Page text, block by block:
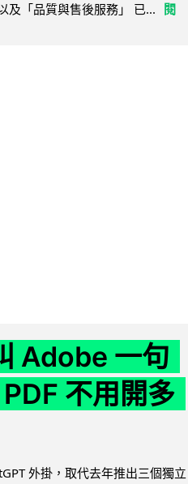
及「品質與售後服務」 已...
閱
Adobe 一句
不用開多
外掛，取代去年推出三個獨立